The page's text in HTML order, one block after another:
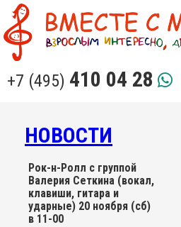
+7 (495) 410 04 28
НОВОСТИ
Рок-н-Ролл с группой
Валерия Сеткина (вокал,
клавиши, гитара и
ударные) 20 ноября (сб)
в 11-00